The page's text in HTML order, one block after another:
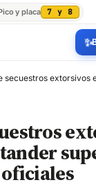
y placa 7 y 8
✨